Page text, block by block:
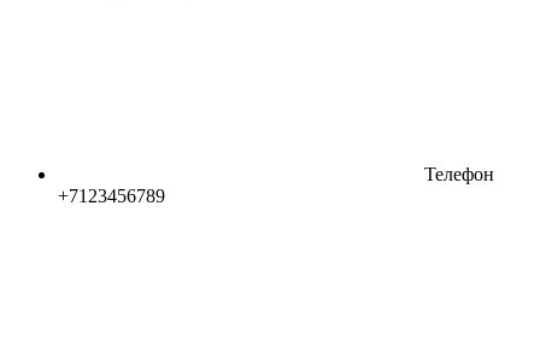
Телефон
+7123456789